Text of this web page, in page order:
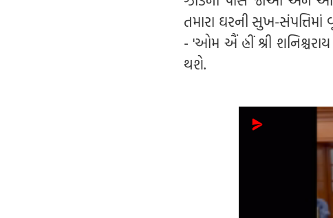
તમારા ઘરની સુખ-સંપત્તિમાં
- 'ઓમ ઐં હ્રીં શ્રી
થશે.